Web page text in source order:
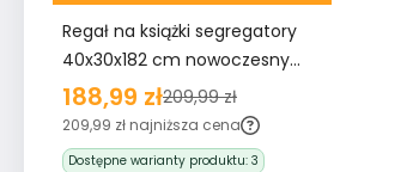
Regał na książki segregatory
40x30x182 cm nowoczesny
biały do biura salonu
MARTUSIA40
188,99 zł209,99 zł
209,99 zł najniższa cena
Dostępne warianty produktu: 3